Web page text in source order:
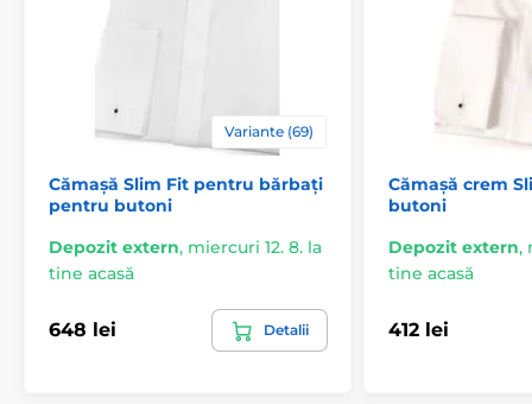
Variante (69)
Cămașă Slim Fit pentru bărbați
pentru butoni
Depozit extern, miercuri 12. 8. la
tine acasă
648 lei Detalii
Cămașă crem
butoni
Depozit extern,
tine acasă
412 lei